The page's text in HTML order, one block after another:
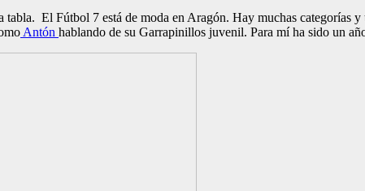
tabla. El Fútbol 7 está de moda en Aragón. Hay muchas categorías
Antón hablando de su Garrapinillos juvenil. Para mí ha sido un